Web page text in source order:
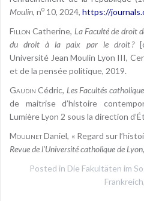
Moulin, no 10, 2024, https://
Fillon Catherine, La Faculté de droit
du droit à la paix par le droit ?
Université Jean Moulin Lyon III,
et de la pensée politique, 2019.
Gaudin Cédric, Les Facultés
de maitrise d’histoire
Lumière Lyon 2 sous la direction
MoulinetDaniel, « Regard sur
Revue de l’Université catholique de Lyon
Posted in Die Fakultäten im
Frankreich,